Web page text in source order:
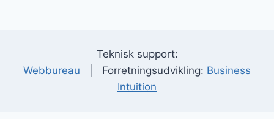
Teknisk support:
Webbureau | Forretningsudvikling: Business
Intuition